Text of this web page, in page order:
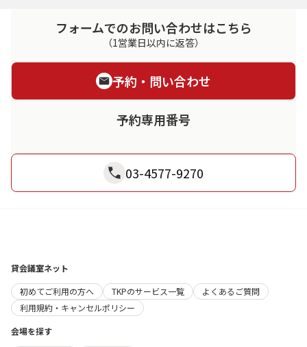
フォームでのお問い合わせはこちら
（1営業日以内に返答）
予約・問い合わせ
予約専用番号
03-4577-9270
貸会議室ネット
初めてご利用の方へ
TKPのサービス一覧
よくあるご質問
利用規約・キャンセルポリシー
会場を探す